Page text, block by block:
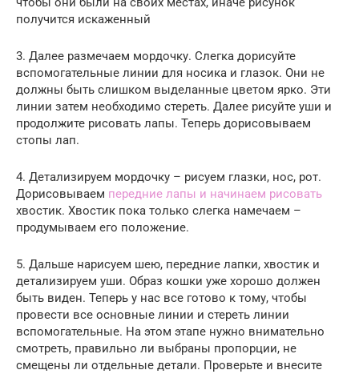
получится искаженный
3. Далее размечаем мордочку. Слегка дорисуйте
вспомогательные линии для носика и глазок. Они не
должны быть слишком выделанные цветом ярко. Эти
линии затем необходимо стереть. Далее рисуйте уши и
продолжите рисовать лапы. Теперь дорисовываем
стопы лап.
4. Детализируем мордочку – рисуем глазки, нос, рот.
Дорисовываем передние лапы и начинаем рисовать
хвостик. Хвостик пока только слегка намечаем –
продумываем его положение.
5. Дальше нарисуем шею, передние лапки, хвостик и
детализируем уши. Образ кошки уже хорошо должен
быть виден. Теперь у нас все готово к тому, чтобы
провести все основные линии и стереть линии
вспомогательные. На этом этапе нужно внимательно
смотреть, правильно ли выбраны пропорции, не
смещены ли отдельные детали. Проверьте и внесите